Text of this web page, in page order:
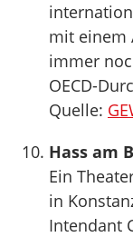
mit einem
immer
OECD-
Quelle:
Hass am
Ein
in
Intendant